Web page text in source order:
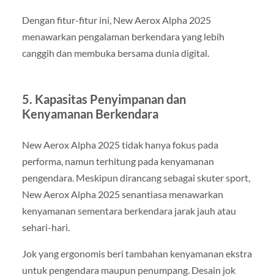
Dengan fitur-fitur ini, New Aerox Alpha 2025
menawarkan pengalaman berkendara yang lebih
canggih dan membuka bersama dunia digital.
5. Kapasitas Penyimpanan dan
Kenyamanan Berkendara
New Aerox Alpha 2025 tidak hanya fokus pada
performa, namun terhitung pada kenyamanan
pengendara. Meskipun dirancang sebagai skuter sport,
New Aerox Alpha 2025 senantiasa menawarkan
kenyamanan sementara berkendara jarak jauh atau
sehari-hari.
Jok yang ergonomis beri tambahan kenyamanan ekstra
untuk pengendara maupun penumpang. Desain jok